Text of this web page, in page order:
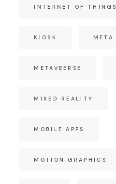
INTERNET OF THINGS
KIOSK META
METAVEERSE
MIXED REALITY
MOBILE APPS
MOTION GRAPHICS